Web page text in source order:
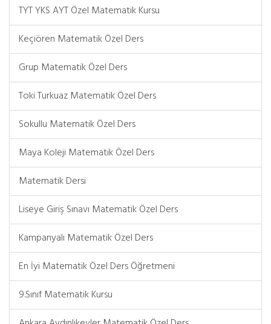
TYT YKS AYT Özel Matematik Kursu
Keçiören Matematik Özel Ders
Grup Matematik Özel Ders
Toki Turkuaz Matematik Özel Ders
Sokullu Matematik Özel Ders
Maya Koleji Matematik Özel Ders
Matematik Dersi
Liseye Giriş Sınavı Matematik Özel Ders
Kampanyalı Matematik Özel Ders
En İyi Matematik Özel Ders Öğretmeni
9.Sınıf Matematik Kursu